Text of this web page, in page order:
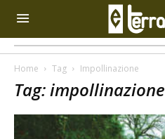
Home Tag Impollinazione
Tag: impollinazione